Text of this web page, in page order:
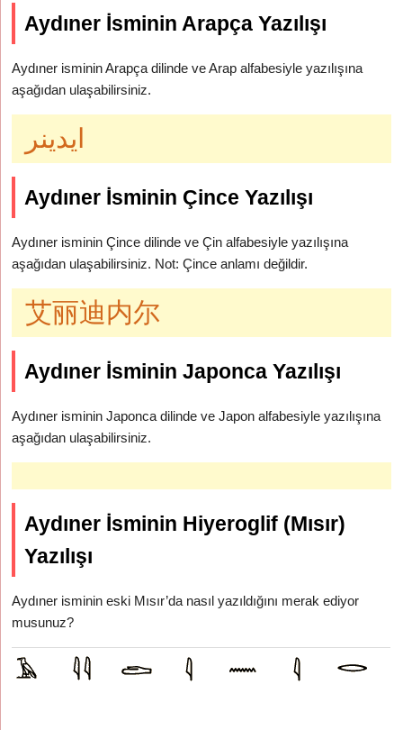
Aydıner İsminin Arapça Yazılışı
Aydıner isminin Arapça dilinde ve Arap alfabesiyle yazılışına
aşağıdan ulaşabilirsiniz.
ايدينر
Aydıner İsminin Çince Yazılışı
Aydıner isminin Çince dilinde ve Çin alfabesiyle yazılışına
aşağıdan ulaşabilirsiniz. Not: Çince anlamı değildir.
艾丽迪内尔
Aydıner İsminin Japonca Yazılışı
Aydıner isminin Japonca dilinde ve Japon alfabesiyle yazılışına
aşağıdan ulaşabilirsiniz.
Aydıner İsminin Hiyeroglif (Mısır)
Yazılışı
Aydıner isminin eski Mısır’da nasıl yazıldığını merak ediyor
musunuz?